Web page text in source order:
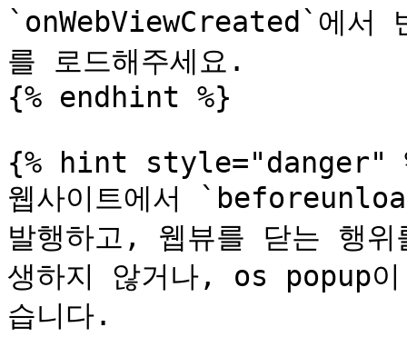
`onWebViewCreated`에
를 로드해주세요.
{% endhint %}
{% hint style="danger"
웹사이트에서
발행하고, 웹뷰를 닫는 행
생하지 않거나, os popup
습니다.